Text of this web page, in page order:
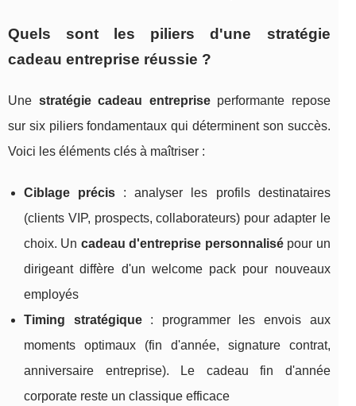
Quels sont les piliers d'une stratégie
cadeau entreprise réussie ?
Une stratégie cadeau entrepriseperformante repose
sur six piliers fondamentaux qui déterminent son succès.
Voici les éléments clés à maîtriser :
Ciblage précis : analyser les profils destinataires
(clients VIP, prospects, collaborateurs) pour adapter le
choix. Un cadeau d'entreprise personnalisépour un
dirigeant diffère d'un welcome pack pour nouveaux
employés
Timing stratégique: programmer les envois aux
moments optimaux (fin d'année, signature contrat,
anniversaire entreprise). Le cadeau fin d'année
corporate reste un classique efficace